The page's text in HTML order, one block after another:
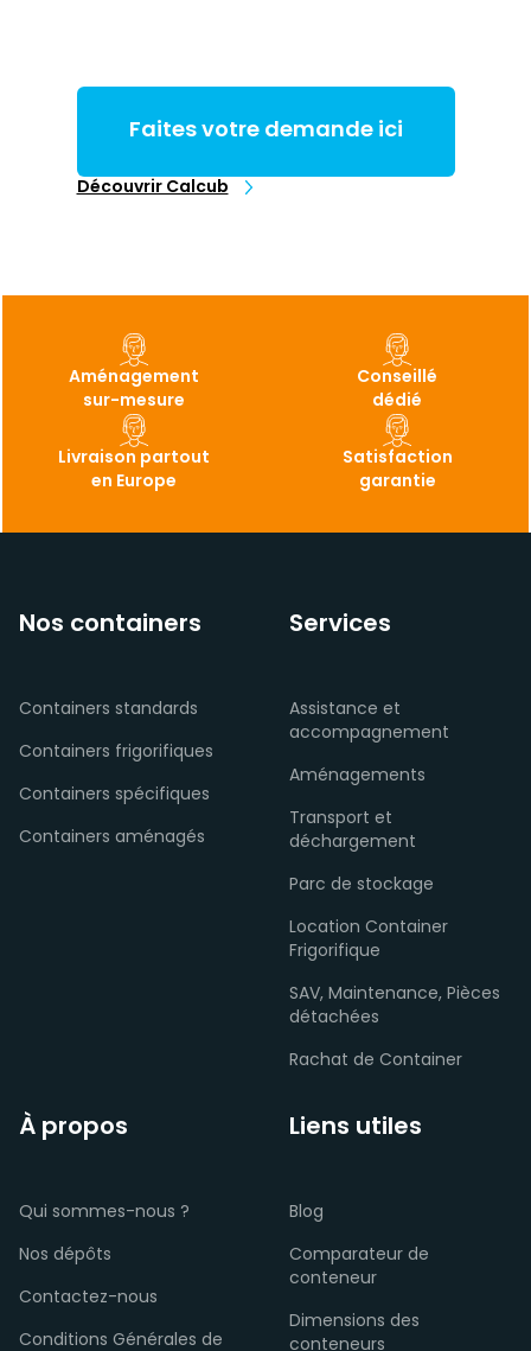
Faites votre demande ici
Découvrir Calcub
Aménagement
sur-mesure
Conseillé
dédié
Livraison partout
en Europe
Satisfaction
garantie
Nos containers
Containers standards
Containers frigorifiques
Containers spécifiques
Containers aménagés
Services
Assistance et
accompagnement
Aménagements
Transport et
déchargement
Parc de stockage
Location Container
Frigorifique
SAV, Maintenance, Pièces
détachées
Rachat de Container
À propos
Qui sommes-nous ?
Nos dépôts
Contactez-nous
Conditions Générales de
Liens utiles
Blog
Comparateur de
conteneur
Dimensions des